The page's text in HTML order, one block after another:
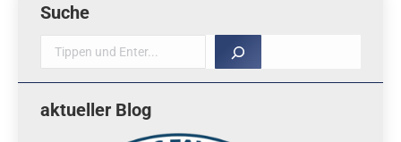
Suche
Suche
aktueller Blog